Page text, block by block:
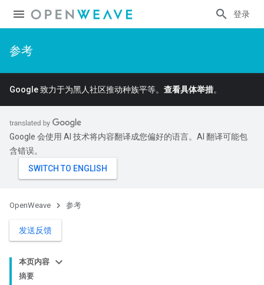
登录
参考
Google 致力于为黑人社区推动种族平等。 查看具体举措。
Google 会使用 AI 技术将内容翻译成您偏好的语言。AI 翻译可能包
含错误。
OpenWeave 参考
发送反馈
本页内容
摘要